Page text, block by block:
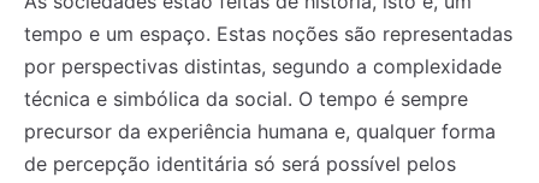
tempo e um espaço. Estas noções são representadas
por perspectivas distintas, segundo a complexidade
técnica e simbólica da social. O tempo é sempre
precursor da experiência humana e, qualquer forma
de percepção identitária só será possível pelos